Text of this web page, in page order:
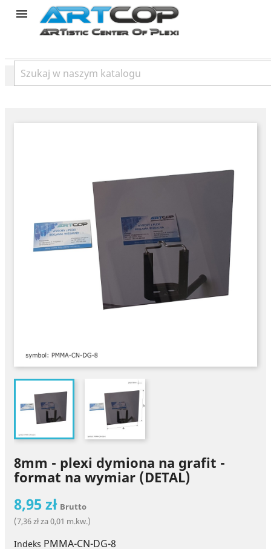
product

8mm - plexi dymiona na grafit -
format na wymiar (DETAL)
8,95 zł Brutto
(7,36 zł za 0,01 m.kw.)
Indeks PMMA-CN-DG-8